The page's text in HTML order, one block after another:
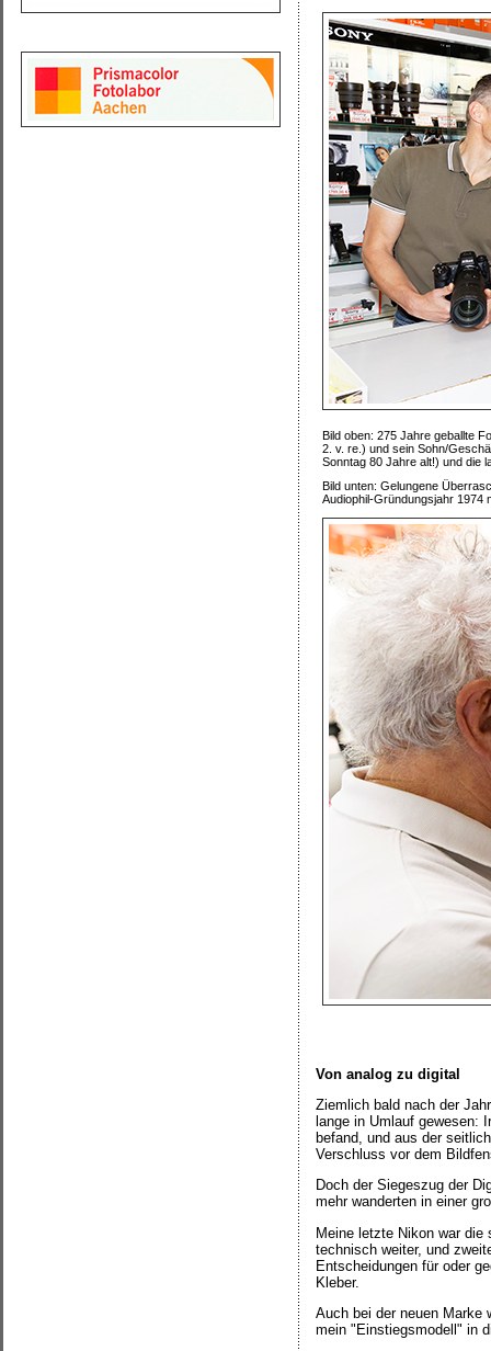
Bild oben: 275 Jahre geballte
2. v. re.) und sein Sohn/
Sonntag 80 Jahre alt!) und die
Bild unten: Gelungene
Audiophil-Gründungsjahr 1974
Von analog zu digital
Ziemlich bald nach der
lange in Umlauf gewesen:
befand, und aus der
Verschluss vor dem
Doch der Siegeszug der
mehr wanderten in einer
Meine letzte Nikon war die
technisch weiter, und
Entscheidungen für oder
Kleber.
Auch bei der neuen Marke
mein "Einstiegsmodell" in